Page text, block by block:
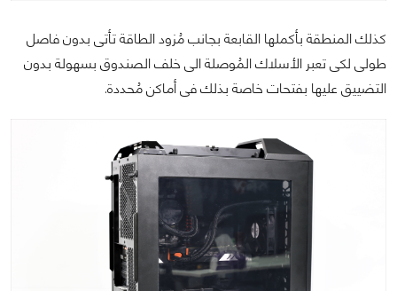
كذلك المنطقة بأكملها القابعة بجانب مُزود الطاقة تأتى بدون فاصل
طولى لكى تعبر الأسلاك المُوصلة الى خلف الصندوق بسهولة بدون
التضييق عليها بفتحات خاصة بذلك فى أماكن مُحددة.